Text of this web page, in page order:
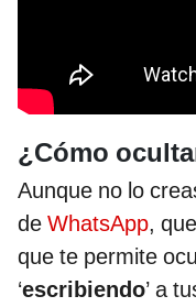
¿Cómo
Aunque no lo
de WhatsApp,
que te permite
‘escribiendo’ a